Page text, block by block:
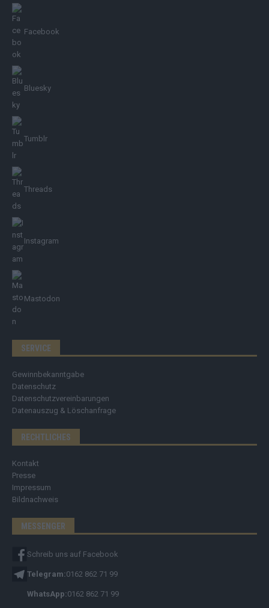
Facebook
Bluesky
Tumblr
Threads
Instagram
Mastodon
SERVICE
Gewinnbekanntgabe
Datenschutz
Datenschutzvereinbarungen
Datenauszug & Löschanfrage
RECHTLICHES
Kontakt
Presse
Impressum
Bildnachweis
MESSENGER
Schreib uns auf Facebook
Telegram:0162 862 71 99
WhatsApp:0162 862 71 99